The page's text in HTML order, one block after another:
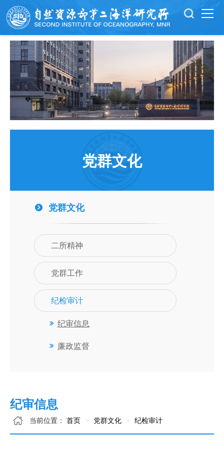
党群文化
党群文化
二所精神
党群工作
纪检审计
纪审信息
廉政监督
纪审信息
当前位置： 首页 党群文化 纪检审计